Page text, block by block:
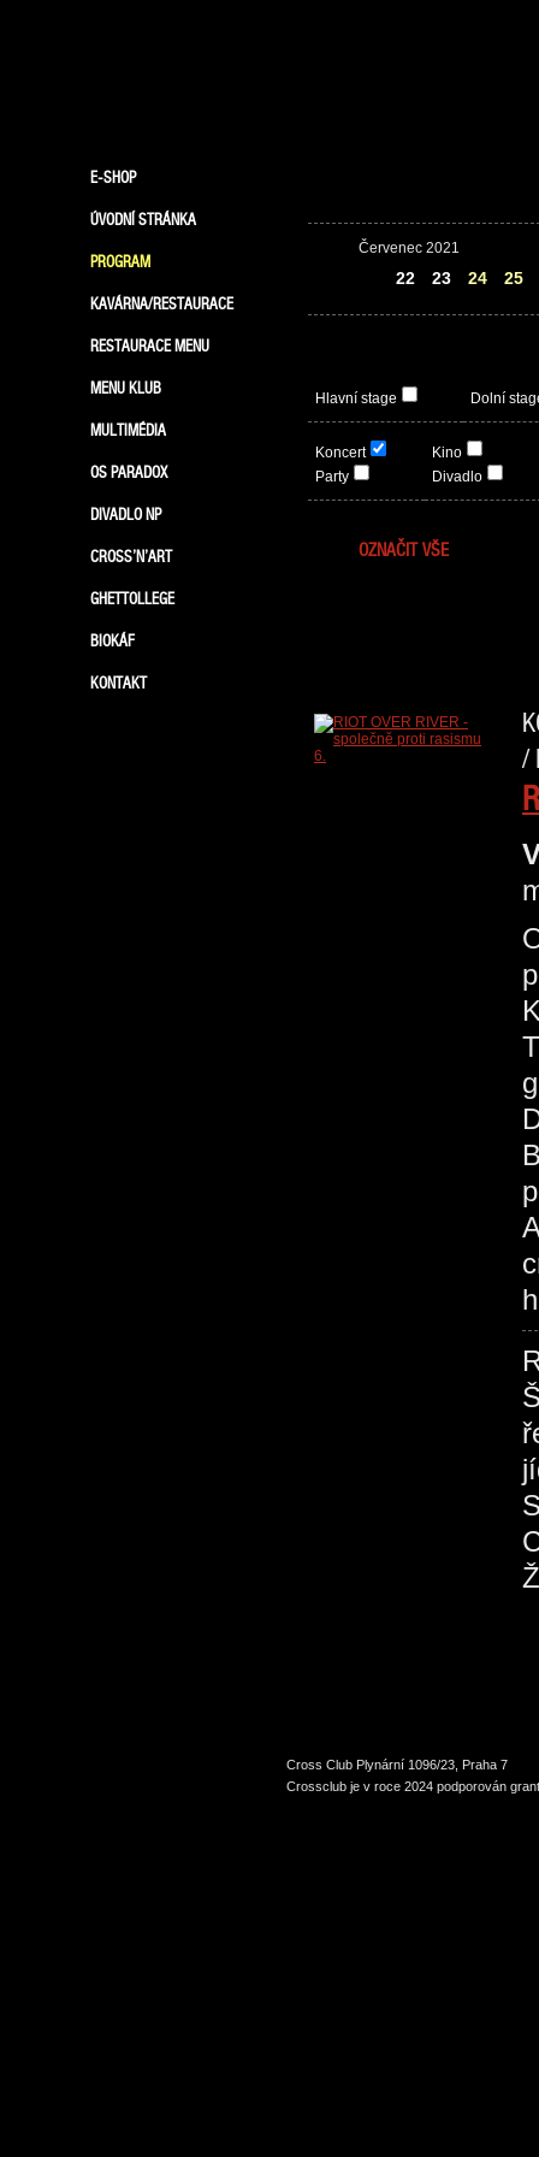
E-SHOP
ÚVODNÍ STRÁNKA
PROGRAM
KAVÁRNA/RESTAURACE
RESTAURACE MENU
MENU KLUB
MULTIMÉDIA
OS PARADOX
DIVADLO NP
CROSS’N’ART
GHETTOLLEGE
BIOKÁF
KONTAKT
Červenec 2021
22 23 24 25
Hlavní stage Dolní
Koncert
Party
Kino
Divadlo
OZNAČIT VŠE
/
Cross Club Plynární 1096/23, Praha 7
Crossclub je v roce 2024 podporován